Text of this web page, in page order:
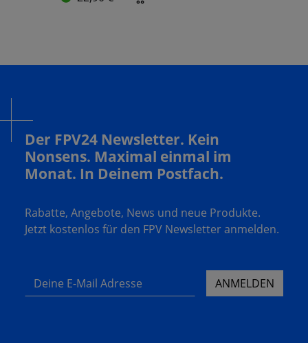
Der FPV24 Newsletter. Kein
Nonsens. Maximal einmal im
Monat. In Deinem Postfach.
Rabatte, Angebote, News und neue Produkte.
Jetzt kostenlos für den FPV Newsletter anmelden.
Deine E-Mail Adresse ANMELDEN